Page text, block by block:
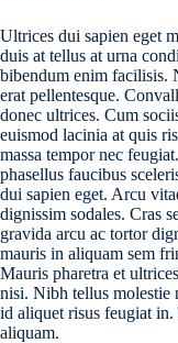
Ultrices dui sapien eget
duis at tellus at urna
bibendum enim facilisis.
erat pellentesque.
donec ultrices. Cum
euismod lacinia at quis
massa tempor nec
phasellus faucibus
dui sapien eget. Arcu
dignissim sodales. Cras
gravida arcu ac tortor
mauris in aliquam sem
Mauris pharetra et
nisi. Nibh tellus molestie
id aliquet risus feugiat
aliquam.